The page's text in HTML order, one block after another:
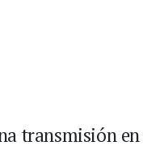
transmisión